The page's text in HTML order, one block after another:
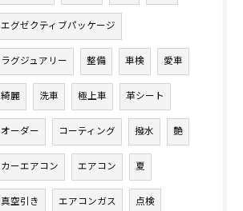
エグゼクティブパッケージ
ラグジュアリー 整備 車検 愛車
綺麗 洗車 極上車 革シート
オーダー コーティング 撥水 艶
カーエアコン エアコン 夏
真空引き エアコンガス 点検